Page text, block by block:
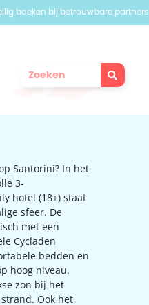
boeken bij betrouwbare partners
Santorini? In het
3-
hotel (18+) staat
sfeer. De
met een
Cycladen
bedden en
hoog niveau.
zon bij het
Ook het